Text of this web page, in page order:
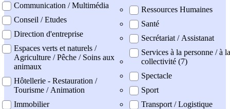
Communication / Multimédia
Conseil / Etudes
Direction d'entreprise
Espaces verts et naturels /
Agriculture / Pêche / Soins aux
animaux
Hôtellerie - Restauration /
Tourisme / Animation
Immobilier
Ressources Humaines
Santé
Secrétariat / Assistanat
Services à la personne / à la
collectivité (7)
Spectacle
Sport
Transport / Logistique